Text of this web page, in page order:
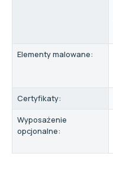
Elementy malowane:
Certyfikaty:
Wyposażenie
opcjonalne: